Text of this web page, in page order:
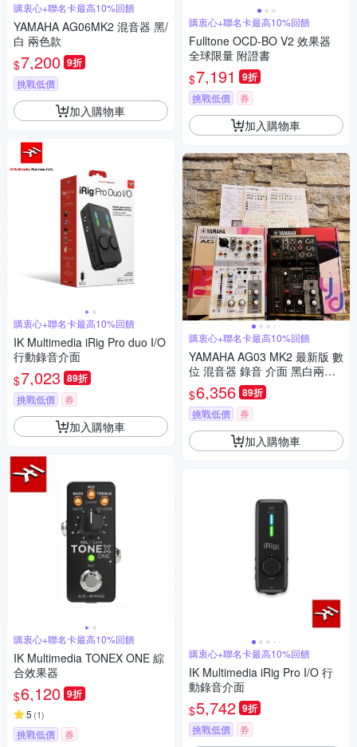
購衷心+聯名卡最高10%回饋
YAMAHA AG06MK2 混音器 黑/
白 兩色款
$7,200 9折
挑戰低價
加入購物車
購衷心+聯名卡最高10%回饋
IK Multimedia iRig Pro duo I/O
行動錄音介面
$7,023 89折
挑戰低價 券
加入購物車
購衷心+聯名卡最高10%回饋
IK Multimedia TONEX ONE 綜
合效果器
$6,120 9折
5 (1)
挑戰低價 券
購衷心+聯名卡最高10%回饋
Fulltone OCD-BO V2 效果器
全球限量 附證書
$7,191 9折
挑戰低價 券
加入購物車
購衷心+聯名卡最高10%回饋
YAMAHA AG03 MK2 最新版 數
位 混音器 錄音 介面 黑白兩色
Podcast 實況 直播 公司貨
$6,356 89折
挑戰低價 券
加入購物車
購衷心+聯名卡最高10%回饋
IK Multimedia iRig Pro I/O 行
動錄音介面
$5,742 9折
挑戰低價 券